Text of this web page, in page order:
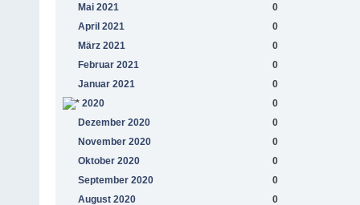
Mai 2021
0
April 2021
0
März 2021
0
Februar 2021
0
Januar 2021
0
2020
0
Dezember 2020
0
November 2020
0
Oktober 2020
0
September 2020
0
August 2020
0